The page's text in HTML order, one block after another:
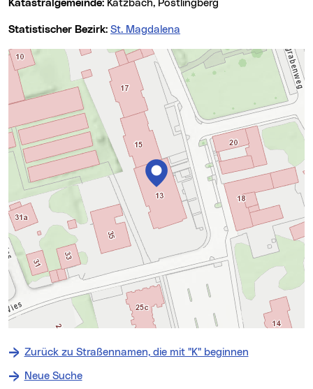
Katastralgemeinde: Katzbach, Pöstlingberg
Statistischer Bezirk: St. Magdalena
Karte überspringen
⇧ Zurück zu Straßennamen, die mit "K" beginnen
Neue Suche